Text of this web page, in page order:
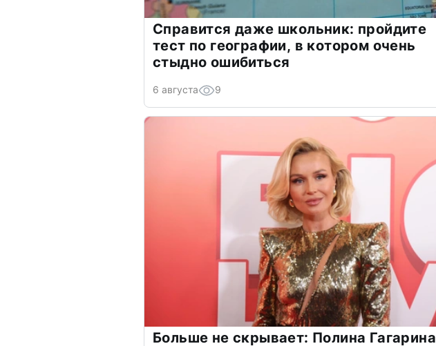
Справится даже школьник: пройдите
тест по географии, в котором очень
стыдно ошибиться
6 августа 9
Больше не скрывает: Полина Гагарина